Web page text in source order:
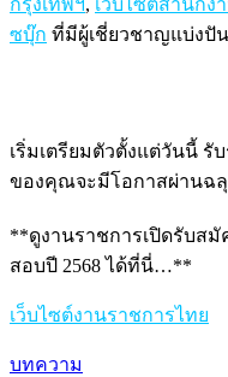
กรุงเทพฯ, เว็บไซต์สำนักง
ซบุ๊ก ที่มีผู้เชี่ยวชาญแบ่งปั
เริ่มเตรียมตัวตั้งแต่วันนี้ รั
ของคุณจะมีโอกาสผ่านฉ
**ดูงานราชการเปิดรับสมั
สอบปี 2568 ได้ที่นี่…**
เว็บไซต์งานราชการไทย
บทความ